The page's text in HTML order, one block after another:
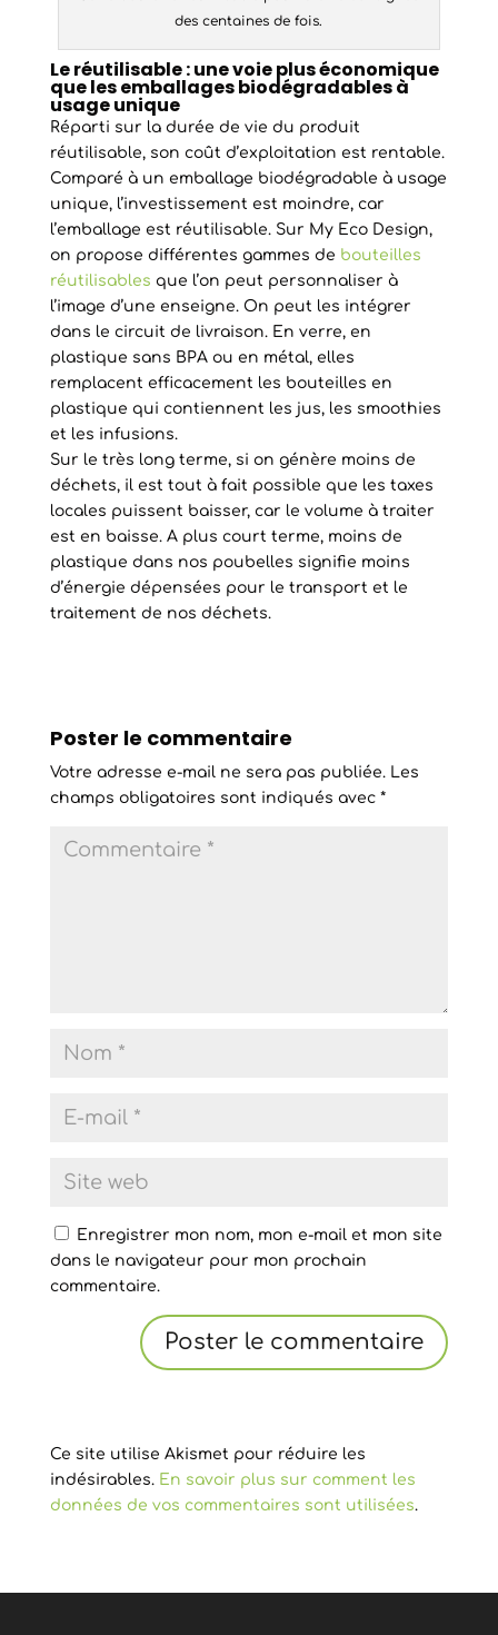
des centaines de fois.
Le réutilisable : une voie plus économique
que les emballages biodégradables à
usage unique
Réparti sur la durée de vie du produit
réutilisable, son coût d’exploitation est rentable.
Comparé à un emballage biodégradable à usage
unique, l’investissement est moindre, car
l’emballage est réutilisable. Sur My Eco Design,
on propose différentes gammes de bouteilles
réutilisables que l’on peut personnaliser à
l’image d’une enseigne. On peut les intégrer
dans le circuit de livraison. En verre, en
plastique sans BPA ou en métal, elles
remplacent efficacement les bouteilles en
plastique qui contiennent les jus, les smoothies
et les infusions.
Sur le très long terme, si on génère moins de
déchets, il est tout à fait possible que les taxes
locales puissent baisser, car le volume à traiter
est en baisse. A plus court terme, moins de
plastique dans nos poubelles signifie moins
d’énergie dépensées pour le transport et le
traitement de nos déchets.
Poster le commentaire
Votre adresse e-mail ne sera pas publiée. Les
champs obligatoires sont indiqués avec *
Enregistrer mon nom, mon e-mail et mon site
dans le navigateur pour mon prochain
commentaire.
Ce site utilise Akismet pour réduire les
indésirables. En savoir plus sur comment les
données de vos commentaires sont utilisées.